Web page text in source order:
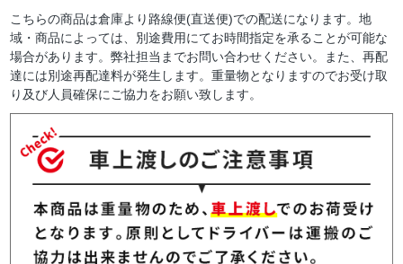
こちらの商品は倉庫より路線便(直送便)での配送になります。地
域・商品によっては、別途費用にてお時間指定を承ることが可能な
場合があります。弊社担当までお問い合わせください。また、再配
達には別途再配達料が発生します。重量物となりますのでお受け取
り及び人員確保にご協力をお願い致します。